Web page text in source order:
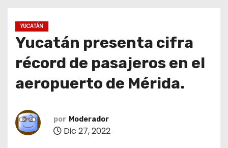
YUCATÁN
Yucatán presenta cifra
récord de pasajeros en el
aeropuerto de Mérida.
por Moderador
Dic 27, 2022